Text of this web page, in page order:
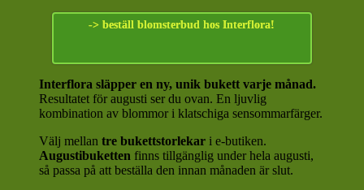
-> beställ blomsterbud hos Interflora!
Interflora släpper en ny, unik bukett varje månad.
Resultatet för augusti ser du ovan. En ljuvlig
kombination av blommor i klatschiga sensommarfärger.
Välj mellan tre bukettstorlekar i e-butiken.
Augustibuketten finns tillgänglig under hela augusti,
så passa på att beställa den innan månaden är slut.